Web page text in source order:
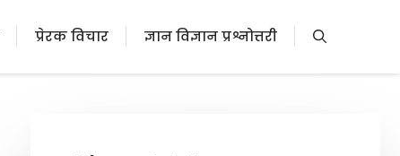
प्रेरक विचार ज्ञान विज्ञान प्रश्नोत्तरी